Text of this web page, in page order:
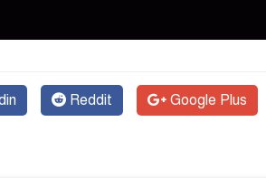
Reddit Google Plus